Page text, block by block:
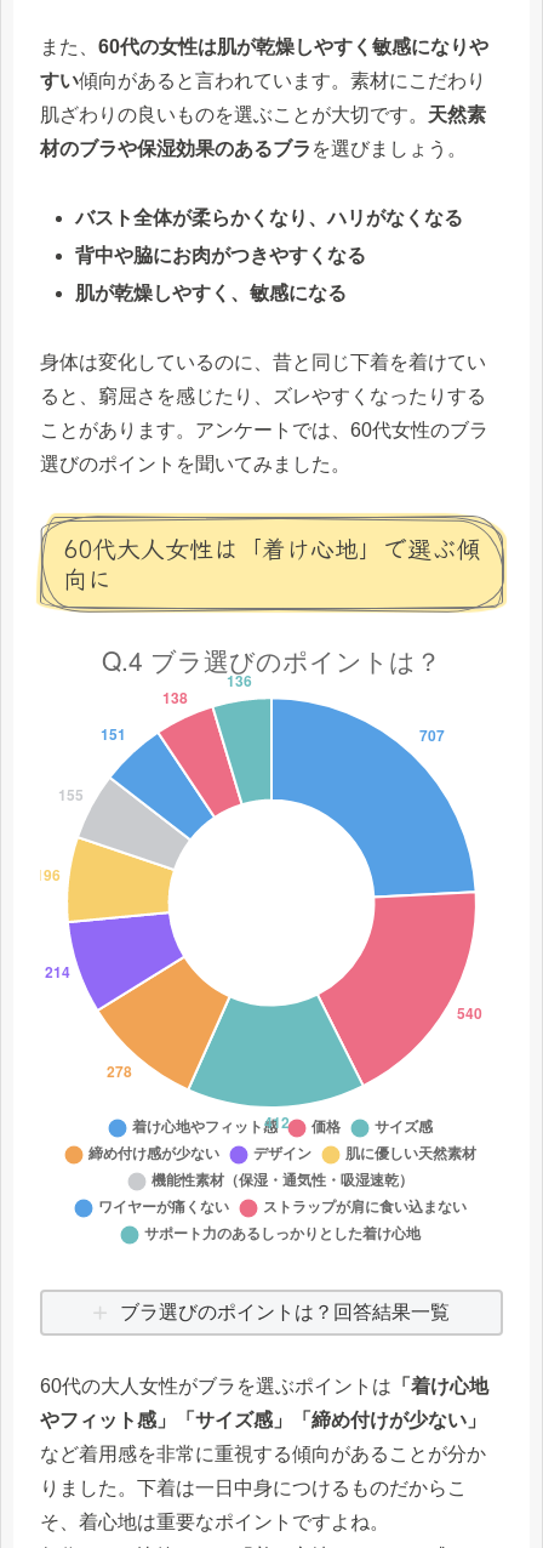
また、 60代の女性は肌が乾燥しやすく敏感になりや
すい傾向があると言われています。素材にこだわり
肌ざわりの良いものを選ぶことが大切です。 天然素
材のブラや保湿効果のあるブラ を選びましょう。
バスト全体が柔らかくなり、ハリがなくなる
背中や脇にお肉がつきやすくなる
肌が乾燥しやすく、敏感になる
身体は変化しているのに、昔と同じ下着を着けてい
ると、窮屈さを感じたり、ズレやすくなったりする
ことがあります。アンケートでは、60代女性のブラ
選びのポイントを聞いてみました。
60代大人女性は「着け心地」で選ぶ傾
向に
ブラ選びのポイントは？回答結果一覧
60代の大人女性がブラを選ぶポイントは 「着け心地
やフィット感」「サイズ感」「締め付けが少ない」
など着用感を非常に重視する傾向があることが分か
りました。下着は一日中身につけるものだからこ
そ、着心地は重要なポイントですよね。